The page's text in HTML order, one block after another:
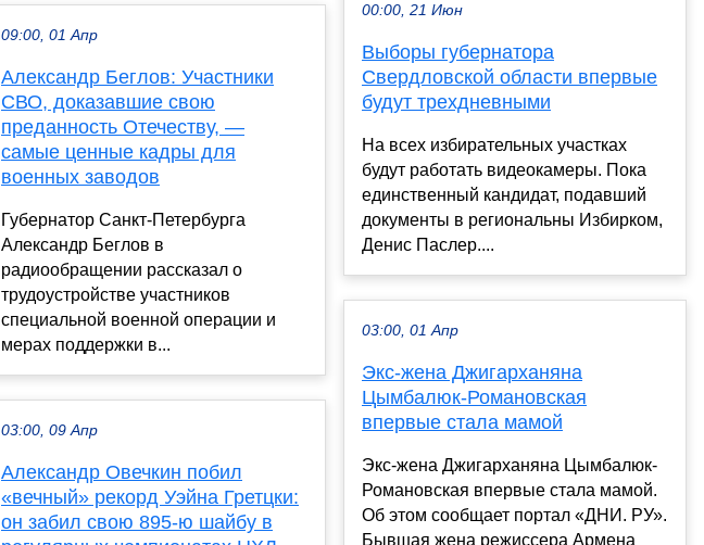
09:00, 01 Апр
Александр Беглов: Участники
СВО, доказавшие свою
преданность Отечеству, —
самые ценные кадры для
военных заводов
Губернатор Санкт-Петербурга
Александр Беглов в
радиообращении рассказал о
трудоустройстве участников
специальной военной операции и
мерах поддержки в...
03:00, 09 Апр
Александр Овечкин побил
«вечный» рекорд Уэйна Гретцки:
он забил свою 895-ю шайбу в
00:00, 21 Июн
Выборы губернатора
Свердловской области впервые
будут трехдневными
На всех избирательных участках
будут работать видеокамеры. Пока
единственный кандидат, подавший
документы в региональны Избирком,
Денис Паслер....
03:00, 01 Апр
Экс-жена Джигарханяна
Цымбалюк-Романовская
впервые стала мамой
Экс-жена Джигарханяна Цымбалюк-
Романовская впервые стала мамой.
Об этом сообщает портал «ДНИ. РУ».
Бывшая жена режиссера Армена